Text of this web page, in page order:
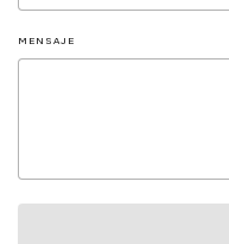
MENSAJE